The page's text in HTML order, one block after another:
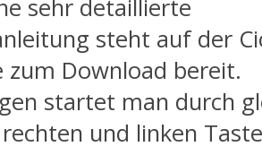
sehr detaillierte
steht auf der
Download bereit.
startet man durch
und linken